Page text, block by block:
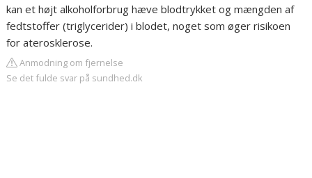
kan et højt alkoholforbrug hæve blodtrykket og mængden af
fedtstoffer (triglycerider) i blodet, noget som øger risikoen
for aterosklerose.
Anmodning om fjernelse
Se det fulde svar på sundhed.dk